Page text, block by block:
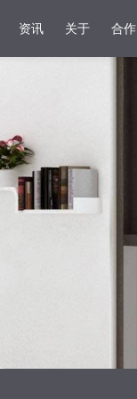
资讯 关于 合作